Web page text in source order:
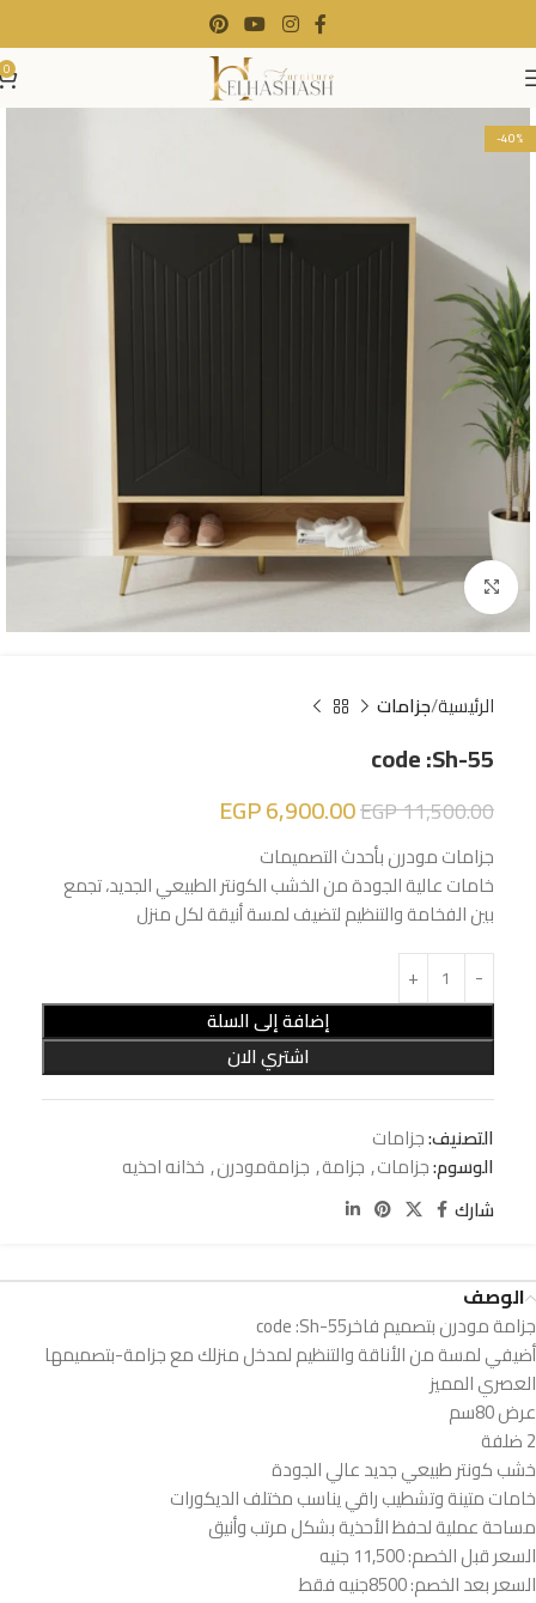
0
-40%
Click to enlarge
الرئيسية جزامات
code :Sh-55
EGP11,500.00
EGP6,900.00
جزامات مودرن بأحدث التصميمات
خامات عالية الجودة من الخشب الكونتر الطبيعي الجديد، تجمع
بين الفخامة والتنظيم لتضيف لمسة أنيقة لكل منزل
إضافة إلى السلة
اشتري الان
التصنيف:جزامات
الوسوم:جزامات, جزامة, جزامةمودرن, خذانه احذيه
شارك
الوصف
جزامة مودرن بتصميم فاخرcode :Sh-55
أضيفي لمسة من الأناقة والتنظيم لمدخل منزلك مع جزامة-بتصميمها
العصري المميز
عرض 80سم
2 ضلفة
خشب كونتر طبيعي جديد عالي الجودة
خامات متينة وتشطيب راقي يناسب مختلف الديكورات
مساحة عملية لحفظ الأحذية بشكل مرتب وأنيق
السعر قبل الخصم: 11,500 جنيه
السعر بعد الخصم: 8500جنيه فقط